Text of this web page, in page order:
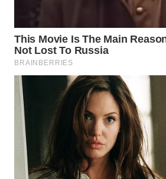
NEWS
METRO
JAKARTA
NEWS
KARING
NEWS